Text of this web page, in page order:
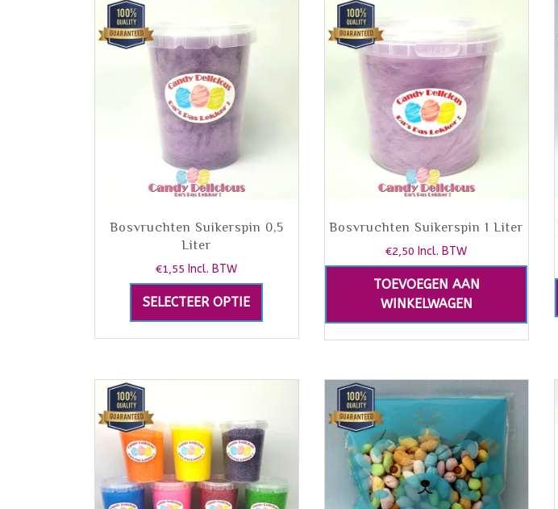
Bosvruchten Suikerspin 0,5
Liter
€1,55 Incl. BTW
SELECTEER OPTIE
Bosvruchten Suikerspin 1 Liter
€2,50 Incl. BTW
TOEVOEGEN AAN
WINKELWAGEN